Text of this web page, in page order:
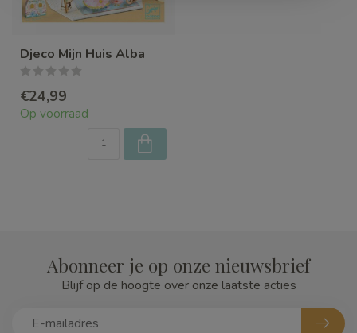
Djeco Mijn Huis Alba
€24,99
Op voorraad
Abonneer je op onze nieuwsbrief
Blijf op de hoogte over onze laatste acties